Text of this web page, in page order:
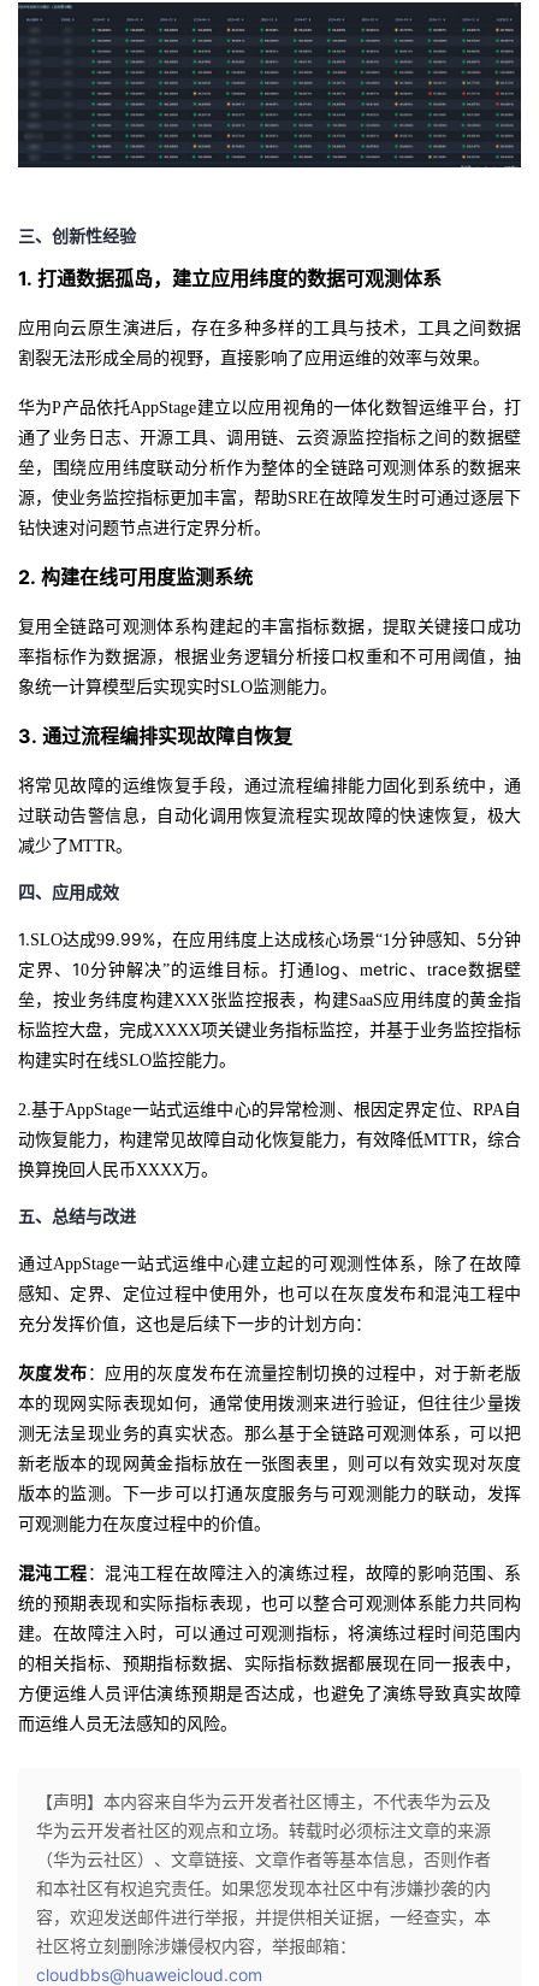
三、 创新性经验
1. 打通数据孤岛，建立应用纬度的数据可观测体系
应用向云原生演进后，存在多种多样的工具与技术，工具之间数据
割裂无法形成全局的视野，直接影响了应用运维的效率与效果。
华为P产品依托AppStage建立以应用视角的一体化数智运维平台，打
通了业务日志、开源工具、调用链、云资源监控指标之间的数据壁
垒，围绕应用纬度联动分析作为整体的全链路可观测体系的数据来
源，使业务监控指标更加丰富，帮助SRE在故障发生时可通过逐层下
钻快速对问题节点进行定界分析。
2. 构建在线可用度监测系统
复用全链路可观测体系构建起的丰富指标数据，提取关键接口成功
率指标作为数据源，根据业务逻辑分析接口权重和不可用阈值，抽
象统一计算模型后实现实时SLO监测能力。
3. 通过流程编排实现故障自恢复
将常见故障的运维恢复手段，通过流程编排能力固化到系统中，通
过联动告警信息，自动化调用恢复流程实现故障的快速恢复，极大
减少了MTTR。
四、 应用成效
1.SLO达成99.99%，在应用纬度上达成核心场景“1分钟感知、 5分钟
定界、 10分钟解决”的运维目标。打通log 、 metric 、 trace数据壁
垒，按业务纬度构建XXX张监控报表，构建SaaS应用纬度的黄金指
标监控大盘，完成XXXX项关键业务指标监控，并基于业务监控指标
构建实时在线SLO监控能力。
2.基于AppStage一站式运维中心的异常检测、根因定界定位、RPA自
动恢复能力，构建常见故障自动化恢复能力，有效降低MTTR，综合
换算挽回人民币XXXX万。
五、 总结与改进
通过AppStage一站式运维中心建立起的可观测性体系，除了在故障
感知、定界、定位过程中使用外，也可以在灰度发布和混沌工程中
充分发挥价值，这也是后续下一步的计划方向：
灰度发布 ：应用的灰度发布在流量控制切换的过程中，对于新老版
本的现网实际表现如何，通常使用拨测来进行验证，但往往少量拨
测无法呈现业务的真实状态。那么基于全链路可观测体系，可以把
新老版本的现网黄金指标放在一张图表里，则可以有效实现对灰度
版本的监测。下一步可以打通灰度服务与可观测能力的联动，发挥
可观测能力在灰度过程中的价值。
混沌工程 ：混沌工程在故障注入的演练过程，故障的影响范围、系
统的预期表现和实际指标表现，也可以整合可观测体系能力共同构
建。在故障注入时，可以通过可观测指标，将演练过程时间范围内
的相关指标、预期指标数据、实际指标数据都展现在同一报表中，
方便运维人员评估演练预期是否达成，也避免了演练导致真实故障
而运维人员无法感知的风险。
【声明】本内容来自华为云开发者社区博主，不代表华为云及
华为云开发者社区的观点和立场。转载时必须标注文章的来源
（华为云社区）、文章链接、文章作者等基本信息，否则作者
和本社区有权追究责任。如果您发现本社区中有涉嫌抄袭的内
容，欢迎发送邮件进行举报，并提供相关证据，一经查实，本
社区将立刻删除涉嫌侵权内容，举报邮箱：
cloudbbs@huaweicloud.com